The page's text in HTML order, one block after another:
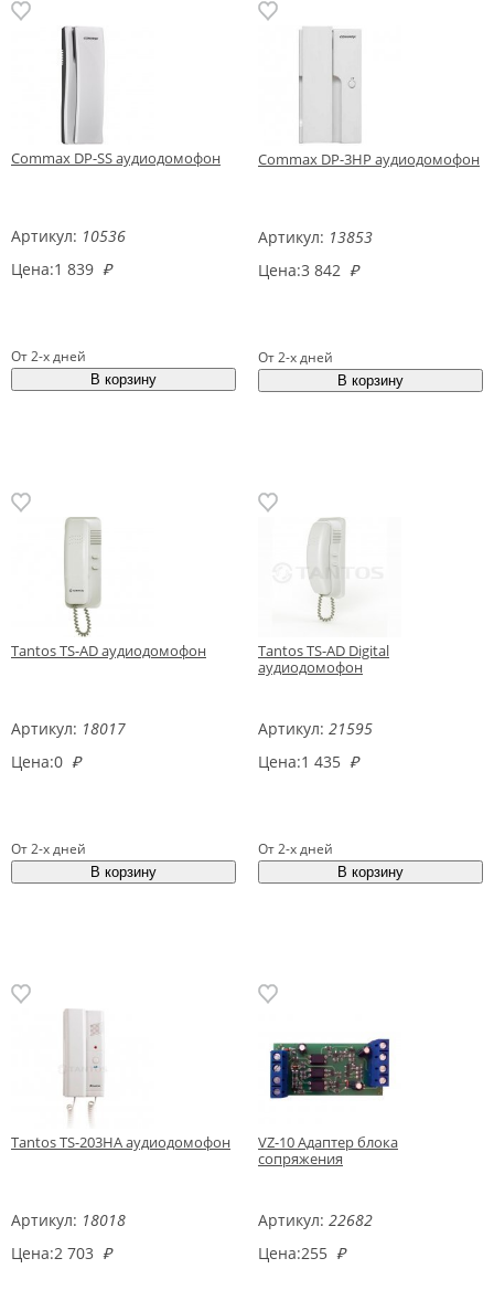
Commax DP-SS аудиодомофон
Артикул: 10536
Цена:1 839 ₽
От 2-х дней
Commax DP-3HP аудиодомофон
Артикул: 13853
Цена:3 842 ₽
От 2-х дней
Tantos TS-AD аудиодомофон
Артикул: 18017
Цена:0 ₽
От 2-х дней
Tantos TS-AD Digital
аудиодомофон
Артикул: 21595
Цена:1 435 ₽
От 2-х дней
Tantos TS-203HA аудиодомофон
Артикул: 18018
Цена:2 703 ₽
VZ-10 Адаптер блока
сопряжения
Артикул: 22682
Цена:255 ₽